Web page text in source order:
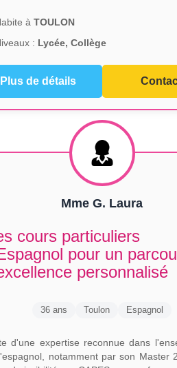
àTOULON
: Lycée, Collège
Plus de détails
Mme G. Laura
cours particuliers
pour un
personnalisé
36 ans Toulon Espagnol
d'une expertise reconnue dans
notamment par son Master